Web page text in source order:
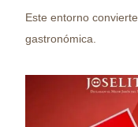
Este entorno
gastronómica.